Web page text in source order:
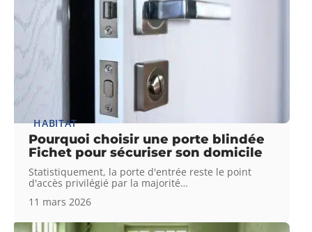
HABITAT
Pourquoi choisir une porte blindée
Fichet pour sécuriser son domicile
Statistiquement, la porte d'entrée reste le point
d'accès privilégié par la majorité…
11 mars 2026